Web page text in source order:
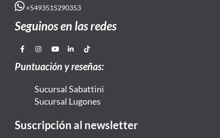
+5493515290353
Seguinos en las redes
Puntuación y reseñas:
Sucursal Sabattini
Sucursal Lugones
Suscripción al newsletter